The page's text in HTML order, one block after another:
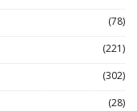
(78)
(221)
(302)
(28)